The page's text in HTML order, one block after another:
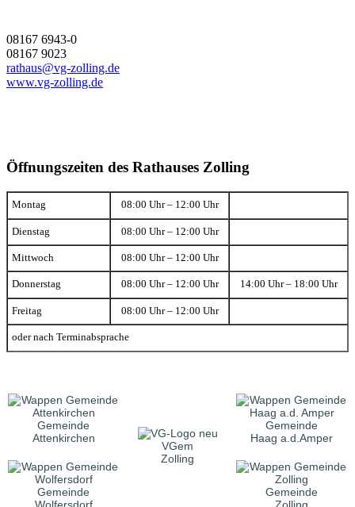
08167 6943-0
08167 9023
rathaus@vg-zolling.de
www.vg-zolling.de
Öffnungszeiten des Rathauses Zolling
Montag 08:00 Uhr – 12:00 Uhr
Dienstag 08:00 Uhr – 12:00 Uhr
Mittwoch 08:00 Uhr – 12:00 Uhr
Donnerstag 08:00 Uhr – 12:00 Uhr 14:00 Uhr – 18:00 Uhr
Freitag 08:00 Uhr – 12:00 Uhr
oder nach Terminabsprache
Gemeinde
Attenkirchen
VGem
Zolling
Gemeinde
Haag a.d.Amper
Gemeinde
Wolfersdorf
Gemeinde
Zolling